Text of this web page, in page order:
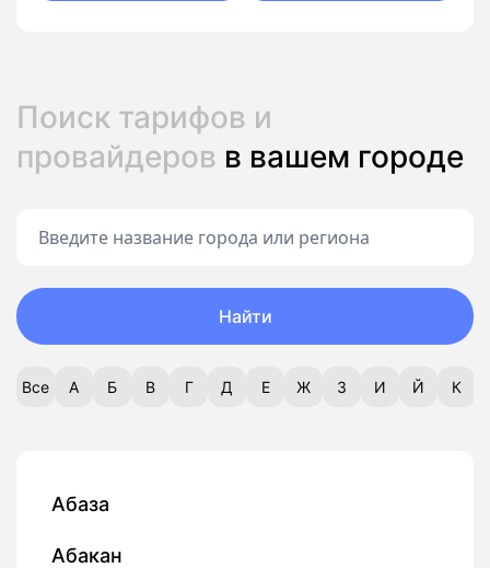
Поиск тарифов и
провайдеров в вашем городе
Найти
Все А Б В Г Д Е Ж З И Й К
Абаза
Абакан